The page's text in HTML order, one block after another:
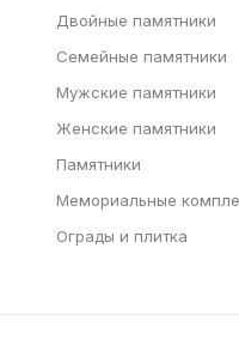
Двойные памятники
Семейные памятники
Мужские памятники
Женские памятники
Памятники
Мемориальные
Ограды и плитка